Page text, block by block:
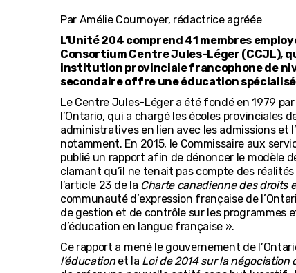
Par Amélie Cournoyer, rédactrice agréée
L’Unité 204 comprend 41 membres
Consortium Centre Jules-Léger (CCJL),
institution provinciale francophone de
secondaire offre une éducation
Le Centre Jules-Léger a été fondé en 1979
l’Ontario, qui a chargé les écoles provinciales
administratives en lien avec les admissions et
notamment. En 2015, le Commissaire aux
publié un rapport afin de dénoncer le modèle
clamant qu’il ne tenait pas compte des
l’article 23 de la Charte canadienne des droits
communauté d’expression française de
de gestion et de contrôle sur les programmes
d’éducation en langue française ».
Ce rapport a mené le gouvernement de
l’éducationet la Loi de 2014 sur la négociation